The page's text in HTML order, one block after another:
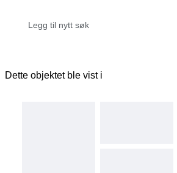
Dette objektet ble vist i